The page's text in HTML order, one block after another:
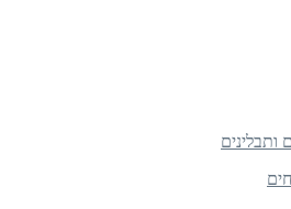
ותבלינים